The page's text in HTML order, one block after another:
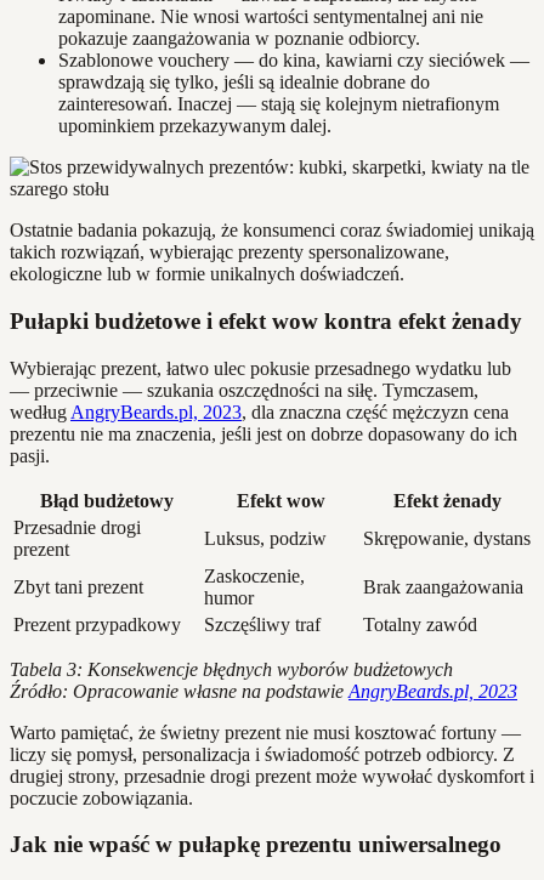
zapominane. Nie wnosi wartości sentymentalnej ani nie
pokazuje zaangażowania w poznanie odbiorcy.
Szablonowe vouchery — do kina, kawiarni czy sieciówek —
sprawdzają się tylko, jeśli są idealnie dobrane do
zainteresowań. Inaczej — stają się kolejnym nietrafionym
upominkiem przekazywanym dalej.
Ostatnie badania pokazują, że konsumenci coraz świadomiej unikają
takich rozwiązań, wybierając prezenty spersonalizowane,
ekologiczne lub w formie unikalnych doświadczeń.
Pułapki budżetowe i efekt wow kontra efekt żenady
Wybierając prezent, łatwo ulec pokusie przesadnego wydatku lub
— przeciwnie — szukania oszczędności na siłę. Tymczasem,
według AngryBeards.pl, 2023, dla znaczna część mężczyzn cena
prezentu nie ma znaczenia, jeśli jest on dobrze dopasowany do ich
pasji.
Błąd budżetowy Efekt wow
Efekt żenady
Przesadnie drogi
prezent
Luksus, podziw Skrępowanie, dystans
Zbyt tani prezent
Zaskoczenie,
humor
Brak zaangażowania
Prezent przypadkowy
Szczęśliwy traf Totalny zawód
Tabela 3: Konsekwencje błędnych wyborów budżetowych
Źródło: Opracowanie własne na podstawie AngryBeards.pl, 2023
Warto pamiętać, że świetny prezent nie musi kosztować fortuny —
liczy się pomysł, personalizacja i świadomość potrzeb odbiorcy. Z
drugiej strony, przesadnie drogi prezent może wywołać dyskomfort i
poczucie zobowiązania.
Jak nie wpaść w pułapkę prezentu uniwersalnego